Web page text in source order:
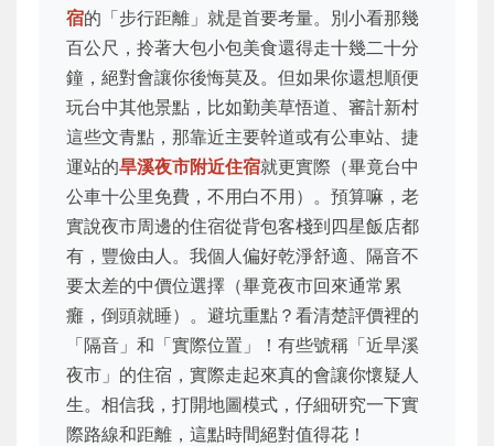
宿的「步行距離」就是首要考量。別小看那幾
百公尺，拎著大包小包美食還得走十幾二十分
鐘，絕對會讓你後悔莫及。但如果你還想順便
玩台中其他景點，比如勤美草悟道、審計新村
這些文青點，那靠近主要幹道或有公車站、捷
運站的旱溪夜市附近住宿就更實際（畢竟台中
公車十公里免費，不用白不用）。預算嘛，老
實說夜市周邊的住宿從背包客棧到四星飯店都
有，豐儉由人。我個人偏好乾淨舒適、隔音不
要太差的中價位選擇（畢竟夜市回來通常累
癱，倒頭就睡）。避坑重點？看清楚評價裡的
「隔音」和「實際位置」！有些號稱「近旱溪
夜市」的住宿，實際走起來真的會讓你懷疑人
生。相信我，打開地圖模式，仔細研究一下實
際路線和距離，這點時間絕對值得花！